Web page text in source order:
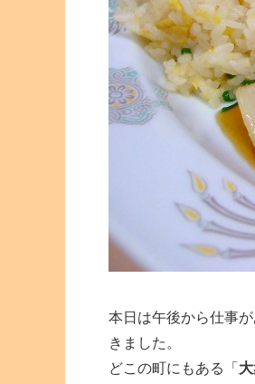
本日は午後から仕事
きました。
どこの町にもある「